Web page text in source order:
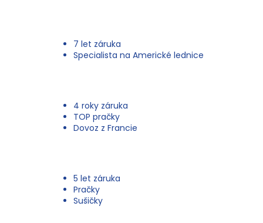
7 let záruka
Specialista na Americké lednice
4 roky záruka
TOP pračky
Dovoz z Francie
5 let záruka
Pračky
Sušičky